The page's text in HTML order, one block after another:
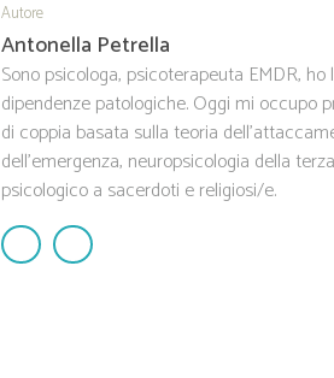
ppok
Autore
Antonella Petrella
Sono psicologa, psicoterapeuta EMDR,
dipendenze patologiche. Oggi mi occupo
di coppia basata sulla teoria
dell'emergenza, neuropsicologia della
psicologico a sacerdoti e religiosi/e.